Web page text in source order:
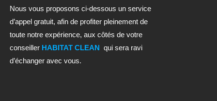
Nous vous proposons ci-dessous un service
d’appel gratuit, afin de profiter pleinement de
toute notre expérience, aux côtés de votre
conseiller HABITAT CLEAN
qui sera ravi
d’échanger avec vous.